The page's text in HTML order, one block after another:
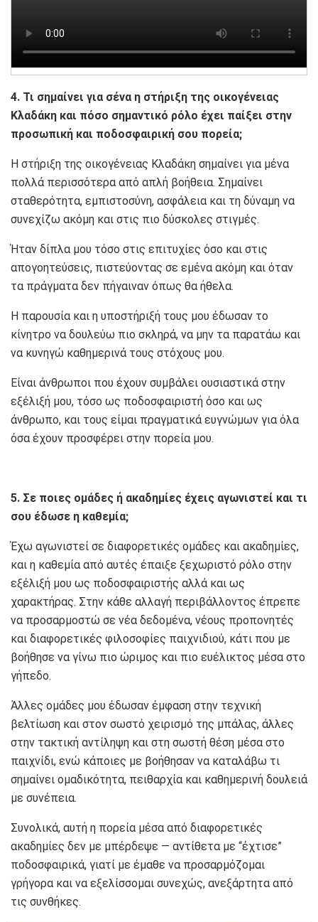
4. Τι σημαίνει για σένα η στήριξη της οικογένειας
Κλαδάκη και πόσο σημαντικό ρόλο έχει παίξει στην
προσωπική και ποδοσφαιρική σου πορεία;
Η στήριξη της οικογένειας Κλαδάκη σημαίνει για μένα
πολλά περισσότερα από απλή βοήθεια. Σημαίνει
σταθερότητα, εμπιστοσύνη, ασφάλεια και τη δύναμη να
συνεχίζω ακόμη και στις πιο δύσκολες στιγμές.
Ήταν δίπλα μου τόσο στις επιτυχίες όσο και στις
απογοητεύσεις, πιστεύοντας σε εμένα ακόμη και όταν
τα πράγματα δεν πήγαιναν όπως θα ήθελα.
Η παρουσία και η υποστήριξή τους μου έδωσαν το
κίνητρο να δουλεύω πιο σκληρά, να μην τα παρατάω και
να κυνηγώ καθημερινά τους στόχους μου.
Είναι άνθρωποι που έχουν συμβάλει ουσιαστικά στην
εξέλιξή μου, τόσο ως ποδοσφαιριστή όσο και ως
άνθρωπο, και τους είμαι πραγματικά ευγνώμων για όλα
όσα έχουν προσφέρει στην πορεία μου.
5. Σε ποιες ομάδες ή ακαδημίες έχεις αγωνιστεί και τι
σου έδωσε η καθεμία;
Έχω αγωνιστεί σε διαφορετικές ομάδες και ακαδημίες,
και η καθεμία από αυτές έπαιξε ξεχωριστό ρόλο στην
εξέλιξή μου ως ποδοσφαιριστής αλλά και ως
χαρακτήρας. Στην κάθε αλλαγή περιβάλλοντος έπρεπε
να προσαρμοστώ σε νέα δεδομένα, νέους προπονητές
και διαφορετικές φιλοσοφίες παιχνιδιού, κάτι που με
βοήθησε να γίνω πιο ώριμος και πιο ευέλικτος μέσα στο
γήπεδο.
Άλλες ομάδες μου έδωσαν έμφαση στην τεχνική
βελτίωση και στον σωστό χειρισμό της μπάλας, άλλες
στην τακτική αντίληψη και στη σωστή θέση μέσα στο
παιχνίδι, ενώ κάποιες με βοήθησαν να καταλάβω τι
σημαίνει ομαδικότητα, πειθαρχία και καθημερινή δουλειά
με συνέπεια.
Συνολικά, αυτή η πορεία μέσα από διαφορετικές
ακαδημίες δεν με μπέρδεψε — αντίθετα με “έχτισε”
ποδοσφαιρικά, γιατί με έμαθε να προσαρμόζομαι
γρήγορα και να εξελίσσομαι συνεχώς, ανεξάρτητα από
τις συνθήκες.